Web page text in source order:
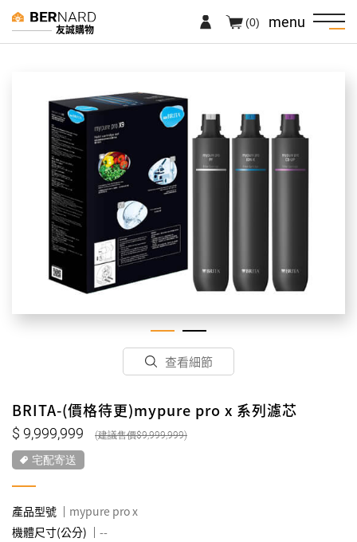
友誠購物 menu
(0)
查看細節
BRITA-(價格待更)mypure pro x 系列濾芯
9,999,999 9,999,999
宅配寄送
產品型號
mypure pro x
機體尺寸(公分)
--